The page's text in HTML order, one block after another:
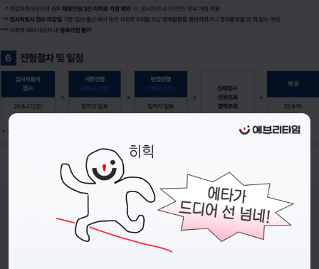
- 접수 기간 : 2025.06.27~2025.07.14